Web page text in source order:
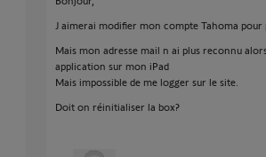
J aimerai modifier mon compte Tahoma
Mais mon adresse mail n ai plus reconnu
application sur mon iPad
Mais impossible de me logger sur le site.
Doit on réinitialiser la box?